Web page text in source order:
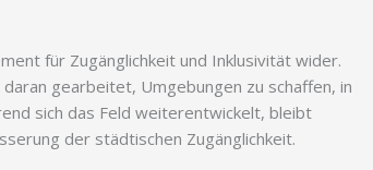
für Zugänglichkeit und Inklusivität wider.
gearbeitet, Umgebungen zu schaffen, in
sich das Feld weiterentwickelt, bleibt
der städtischen Zugänglichkeit.